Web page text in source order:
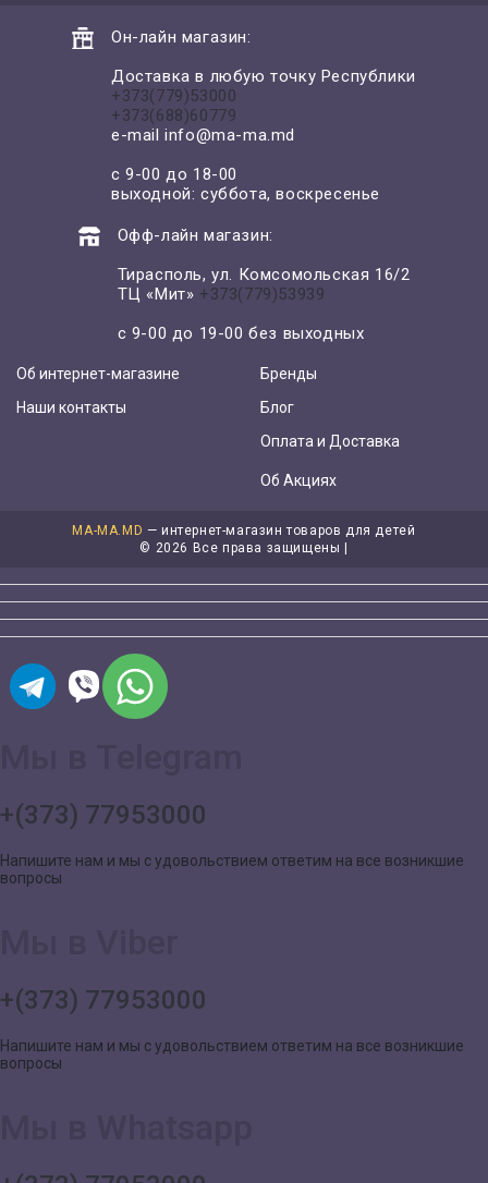
Он-лайн магазин:
Доставка в любую точку Республики
+373(779)53000
+373(688)60779
e-mailinfo@ma-ma.md
с 9-00 до 18-00
выходной: суббота, воскресенье
Офф-лайн магазин:
Тирасполь, ул. Комсомольская 16/2
ТЦ «Мит» +373(779)53939
с 9-00 до 19-00 без выходных
Об интернет-магазине
Наши контакты
Бренды
Блог
Оплата и Доставка
Об Акциях
MA-MA.MD — интернет-магазин товаров для детей
© 2026 Все права защищены |
+(373) 77953000
Напишите нам и мы с удовольствием ответим на все возникшие
вопросы
+(373) 77953000
Напишите нам и мы с удовольствием ответим на все возникшие
вопросы